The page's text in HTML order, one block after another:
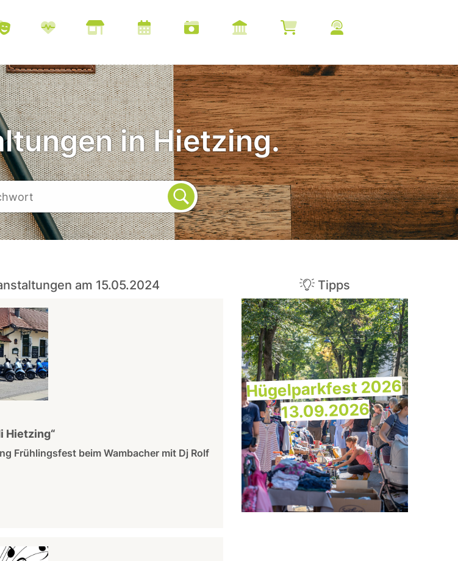
in Hietzing.
am 15.05.2024
Tipps
Hietzing“
Frühlingsfest beim Wambacher mit Dj Rolf
Hügelparkfest 2026
13.09.2026